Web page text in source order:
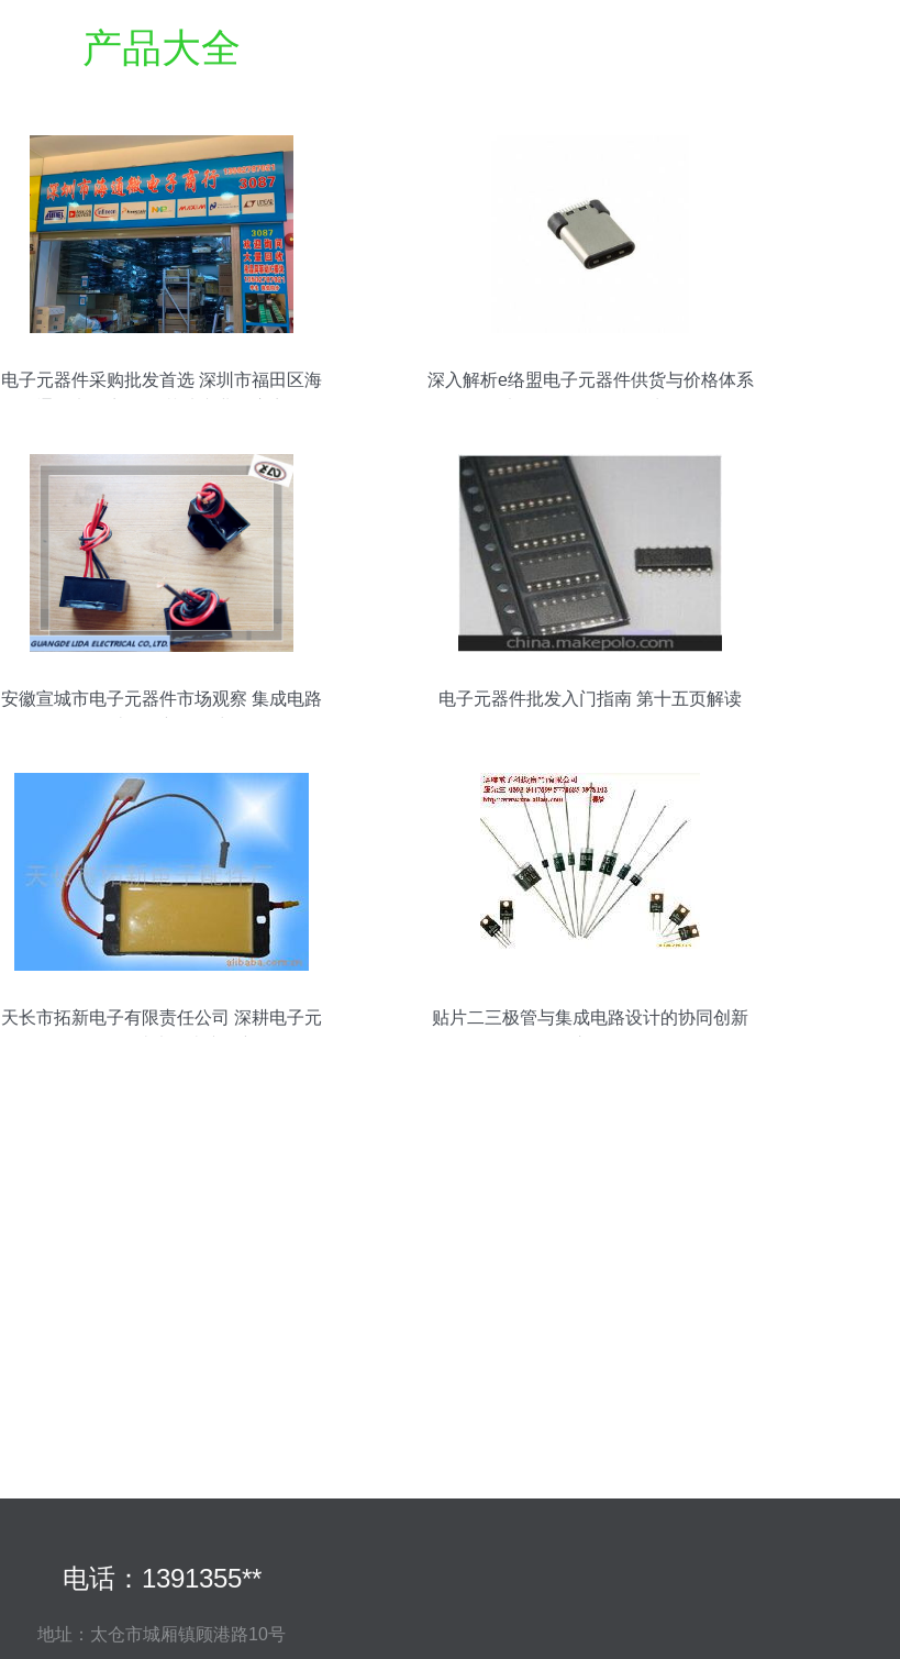
产品大全
电子元器件采购批发首选 深圳市福田区海
深入解析e络盟电子元器件供货与价格体系
安徽宣城市电子元器件市场观察 集成电路
电子元器件批发入门指南 第十五页解读
天长市拓新电子有限责任公司 深耕电子元
贴片二三极管与集成电路设计的协同创新
电话：1391355**
地址：太仓市城厢镇顾港路10号